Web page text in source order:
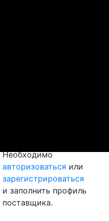
Необходимо
авторизоваться или
зарегистрироваться
и заполнить профиль
поставщика.